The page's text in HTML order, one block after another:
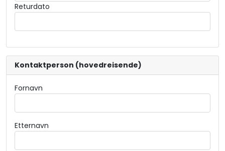
Returdato
Kontaktperson (hovedreisende)
Fornavn
Etternavn